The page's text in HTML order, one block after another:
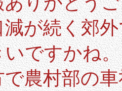
減が続く郊
いですかね。
で農村部の